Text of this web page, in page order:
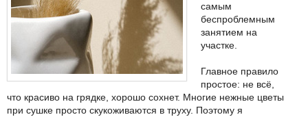
самым
беспроблемным
занятием на
участке.
Главное правило
простое: не всё,
что красиво на грядке, хорошо сохнет. Многие нежные цветы
при сушке просто скукоживаются в труху. Поэтому я